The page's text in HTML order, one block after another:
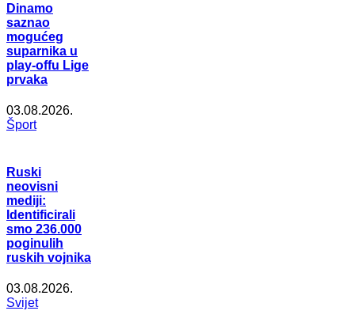
Dinamo
saznao
mogućeg
suparnika u
play-offu Lige
prvaka
03.08.2026.
Šport
Ruski
neovisni
mediji:
Identificirali
smo 236.000
poginulih
ruskih vojnika
03.08.2026.
Svijet